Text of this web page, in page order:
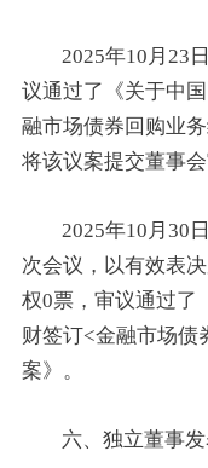
2025年10月23
议通过了《关于中
融市场债券回购业
将该议案提交董事会
2025年10月30
次会议，以有效表
权0票，审议通过了
财签订<金融市场债
案》。
六、独立董事